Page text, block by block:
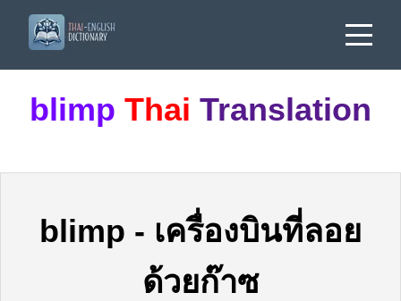
blimp Thai Translation
blimp - เครื่องบินที่ลอย
ด้วยก๊าซ